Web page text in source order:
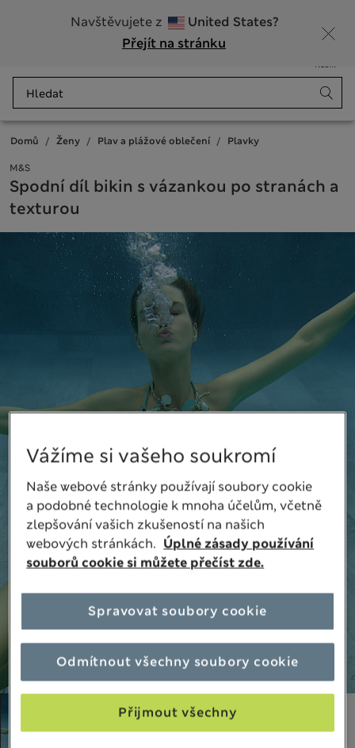
Navštěvujete z
United States?
Přejít na stránku
Košík
Domů Ženy Plav a plážové oblečení Plavky
M&S
Spodní díl bikin s vázankou po stranách a
texturou
Vážíme si vašeho soukromí
Naše webové stránky používají soubory cookie
a podobné technologie k mnoha účelům, včetně
zlepšování vašich zkušeností na našich
webových stránkách. Úplné zásady používání
souborů cookie si můžete přečíst zde.
Odmítnout všechny soubory cookie
Přijmout všechny
Spravovat soubory cookie